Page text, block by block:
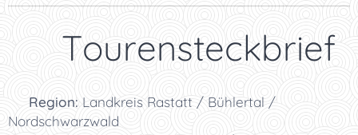
📋 Tourensteckbrief
Region: Landkreis Rastatt / Bühlertal /
Nordschwarzwald